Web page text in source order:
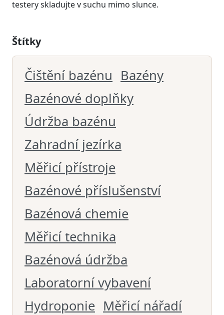
testery skladujte v suchu mimo slunce.
Štítky
Čištění bazénu Bazény
Bazénové doplňky
Údržba bazénu
Zahradní jezírka
Měřicí přístroje
Bazénové příslušenství
Bazénová chemie
Měřicí technika
Bazénová údržba
Laboratorní vybavení
Hydroponie Měřicí nářadí